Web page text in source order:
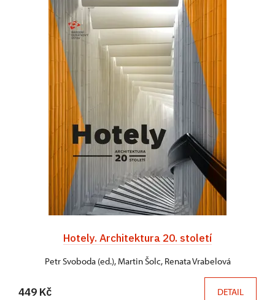
Hotely. Architektura 20. století
Petr Svoboda (ed.), Martin Šolc, Renata Vrabelová
449 Kč DETAIL